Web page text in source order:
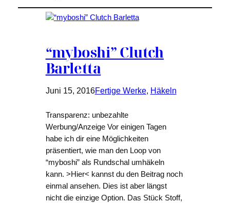
“myboshi” Clutch
Barletta
Juni 15, 2016Fertige Werke, Häkeln
Transparenz: unbezahlte
Werbung/Anzeige Vor einigen Tagen
habe ich dir eine Möglichkeiten
präsentiert, wie man den Loop von
“myboshi” als Rundschal umhäkeln
kann. >Hier< kannst du den Beitrag noch
einmal ansehen. Dies ist aber längst
nicht die einzige Option. Das Stück Stoff,